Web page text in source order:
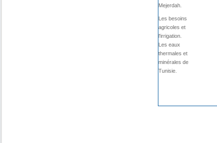
Mejerdah.
Les besoins
agricoles et
l'irrigation.
Les eaux
thermales et
minérales de
Tunisie.